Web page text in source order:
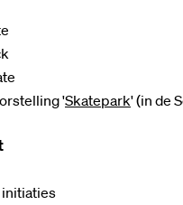
'Skatepark' (in de
initiaties